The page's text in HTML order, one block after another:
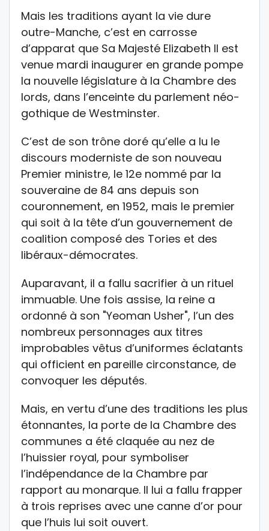
Mais les traditions ayant la vie dure
outre-Manche, c’est en carrosse
d’apparat que Sa Majesté Elizabeth II est
venue mardi inaugurer en grande pompe
la nouvelle législature à la Chambre des
lords, dans l’enceinte du parlement néo-
gothique de Westminster.
C’est de son trône doré qu’elle a lu le
discours moderniste de son nouveau
Premier ministre, le 12e nommé par la
souveraine de 84 ans depuis son
couronnement, en 1952, mais le premier
qui soit à la tête d’un gouvernement de
coalition composé des Tories et des
libéraux-démocrates.
Auparavant, il a fallu sacrifier à un rituel
immuable. Une fois assise, la reine a
ordonné à son "Yeoman Usher", l’un des
nombreux personnages aux titres
improbables vêtus d’uniformes éclatants
qui officient en pareille circonstance, de
convoquer les députés.
Mais, en vertu d’une des traditions les plus
étonnantes, la porte de la Chambre des
communes a été claquée au nez de
l’huissier royal, pour symboliser
l’indépendance de la Chambre par
rapport au monarque. Il lui a fallu frapper
à trois reprises avec une canne d’or pour
que l’huis lui soit ouvert.